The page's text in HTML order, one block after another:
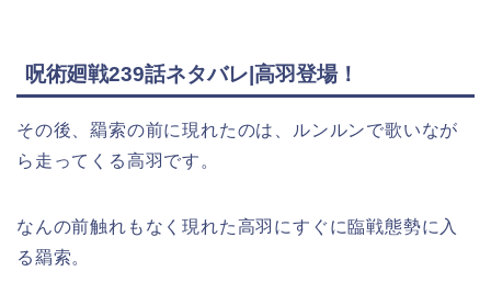
呪術廻戦239話ネタバレ|高羽登場！
その後、羂索の前に現れたのは、ルンルンで歌いなが
ら走ってくる高羽です。
なんの前触れもなく現れた高羽にすぐに臨戦態勢に入
る羂索。